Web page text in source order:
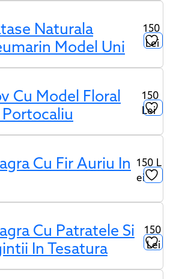
Naturala
Model Uni
150
Lei
Cu Model Floral
150
Lei
Cu Fir Auriu In
150 L
Ei
Cu Patratele Si
In Tesatura
150
Lei